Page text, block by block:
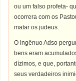
ou um falso profeta-
ocorrera com os
matar os judeus.
O ingênuo Adso
bens eram
dízimos, e que,
seus verdadeiros